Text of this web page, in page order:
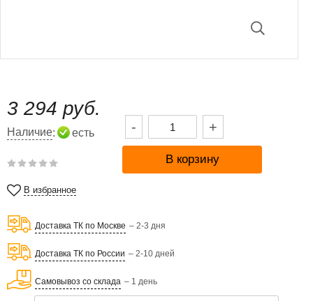
3 294 руб.
Наличие: есть
В избранное
- +
Доставка ТК по Москве – 2-3 дня
Доставка ТК по России – 2-10 дней
Самовывоз со склада – 1 день